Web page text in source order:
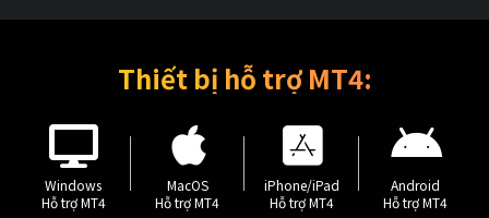
Thiết bị hỗ trợ MT4:
Windows
Hỗ trợ MT4
MacOS
Hỗ trợ MT4
iPhone/iPad
Hỗ trợ MT4
Android
Hỗ trợ MT4